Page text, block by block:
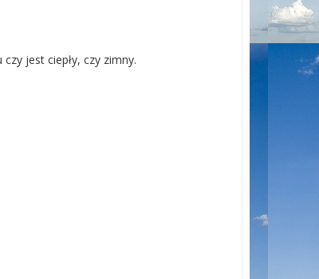
jest ciepły, czy zimny.